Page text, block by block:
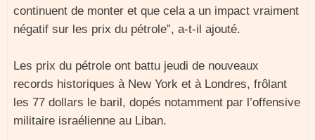
continuent de monter et que cela a un impact vraiment
négatif sur les prix du pétrole”, a-t-il ajouté.
Les prix du pétrole ont battu jeudi de nouveaux
records historiques à New York et à Londres, frôlant
les 77 dollars le baril, dopés notamment par l’offensive
militaire israélienne au Liban.